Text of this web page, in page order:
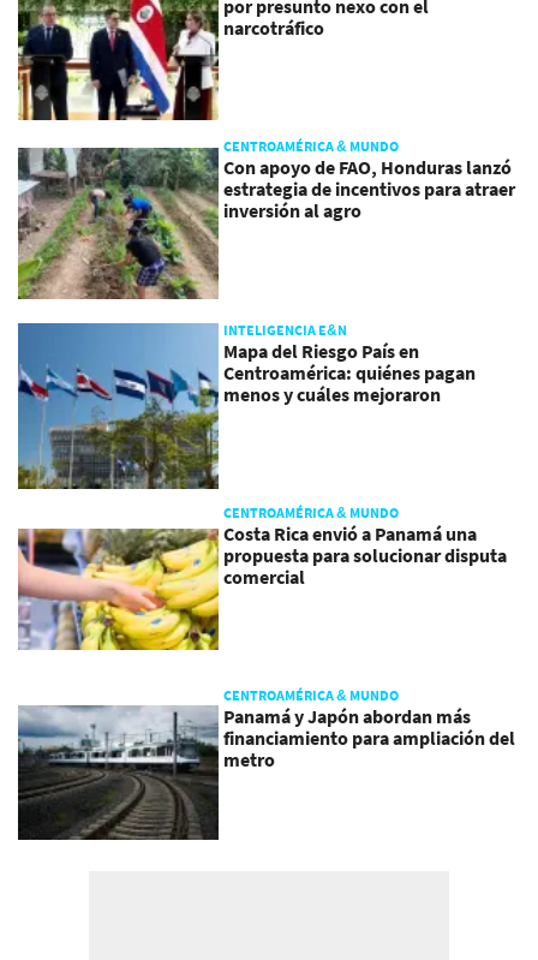
por presunto nexo con el
narcotráfico
CENTROAMÉRICA & MUNDO
Con apoyo de FAO, Honduras lanzó
estrategia de incentivos para atraer
inversión al agro
INTELIGENCIA E&N
Mapa del Riesgo País en
Centroamérica: quiénes pagan
menos y cuáles mejoraron
CENTROAMÉRICA & MUNDO
Costa Rica envió a Panamá una
propuesta para solucionar disputa
comercial
CENTROAMÉRICA & MUNDO
Panamá y Japón abordan más
financiamiento para ampliación del
metro